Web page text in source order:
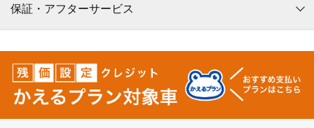
保証・アフターサービス